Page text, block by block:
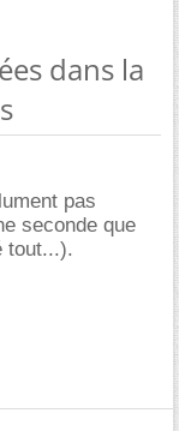
dans la
pas
seconde que
tout...).